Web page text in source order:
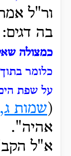
ור"ל
בה דגים:
כמצולה
כלומר
על שפת
(שמות
אהיה".
א"ל